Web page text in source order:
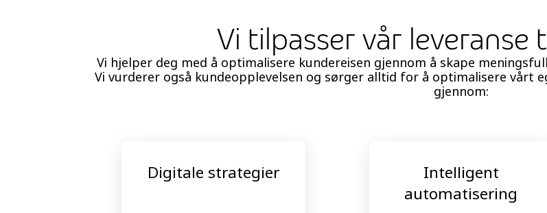
Vi tilpasser vår leveranse
Vi hjelper deg med å optimalisere kundereisen gjennom å skape
Vi vurderer også kundeopplevelsen og sørger alltid for å optimalisere vårt
gjennom:
Digitale strategier
Intelligent
automatisering